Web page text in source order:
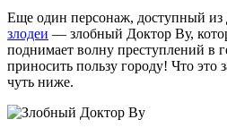
Еще один персонаж, доступный из
злодеи — злобный Доктор Ву,
поднимает волну преступлений в
приносить пользу городу! Что
чуть ниже.